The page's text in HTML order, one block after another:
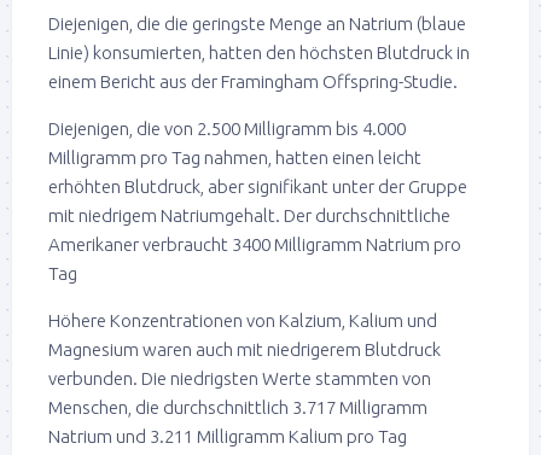
Diejenigen, die die geringste Menge an Natrium (blaue
Linie) konsumierten, hatten den höchsten Blutdruck in
einem Bericht aus der Framingham Offspring-Studie.
Diejenigen, die von 2.500 Milligramm bis 4.000
Milligramm pro Tag nahmen, hatten einen leicht
erhöhten Blutdruck, aber signifikant unter der Gruppe
mit niedrigem Natriumgehalt. Der durchschnittliche
Amerikaner verbraucht 3400 Milligramm Natrium pro
Tag
Höhere Konzentrationen von Kalzium, Kalium und
Magnesium waren auch mit niedrigerem Blutdruck
verbunden. Die niedrigsten Werte stammten von
Menschen, die durchschnittlich 3.717 Milligramm
Natrium und 3.211 Milligramm Kalium pro Tag